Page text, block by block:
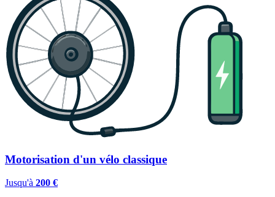
Motorisation d'un vélo classique
Jusqu'à 200 €